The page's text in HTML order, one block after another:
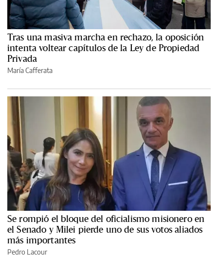
Tras una masiva marcha en rechazo, la oposición
intenta voltear capítulos de la Ley de Propiedad
Privada
María Cafferata
Se rompió el bloque del oficialismo misionero en
el Senado y Milei pierde uno de sus votos aliados
más importantes
Pedro Lacour